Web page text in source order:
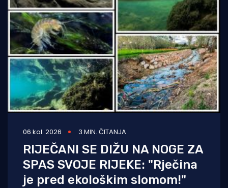
06 kol. 2026 3 MIN. ČITANJA
RIJEČANI SE DIŽU NA NOGE ZA
SPAS SVOJE RIJEKE: "Rječina
je pred ekološkim slomom!"